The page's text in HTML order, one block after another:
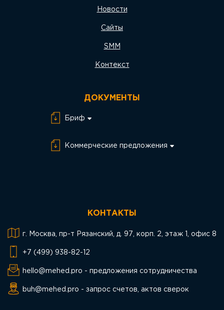
Новости
Сайты
SMM
Контекст
ДОКУМЕНТЫ
Бриф
сайта
Коммерческие предложения
КОНТАКТЫ
г. Москва, пр-т Рязанский, д. 97, корп. 2, этаж 1, офис 8
+7 (499) 938-82-12
hello@mehed.pro - предложения сотрудничества
buh@mehed.pro - запрос счетов, актов сверок